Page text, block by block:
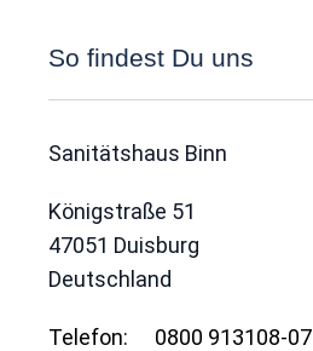
So findest Du uns
Sanitätshaus Binn
Königstraße 51
47051 Duisburg
Deutschland
Telefon: 0800 913108-07